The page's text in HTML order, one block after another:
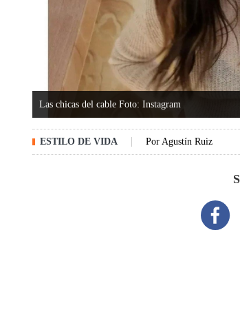
Las chicas del cable Foto: Instagram
ESTILO DE VIDA PorAgustín Ruiz